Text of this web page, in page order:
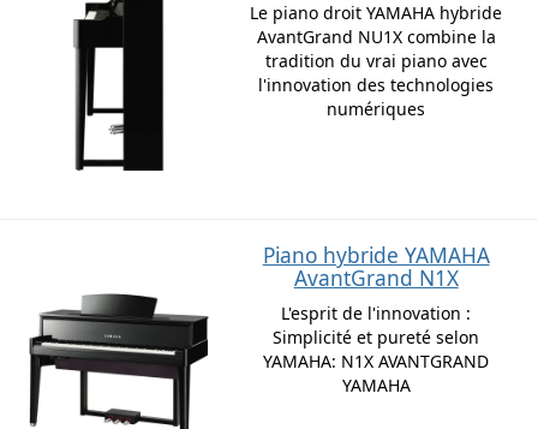
Le piano droit YAMAHA hybride
AvantGrand NU1X combine la
tradition du vrai piano avec
l'innovation des technologies
numériques
Piano hybride YAMAHA
AvantGrand N1X
L'esprit de l'innovation :
Simplicité et pureté selon
YAMAHA: N1X AVANTGRAND
YAMAHA